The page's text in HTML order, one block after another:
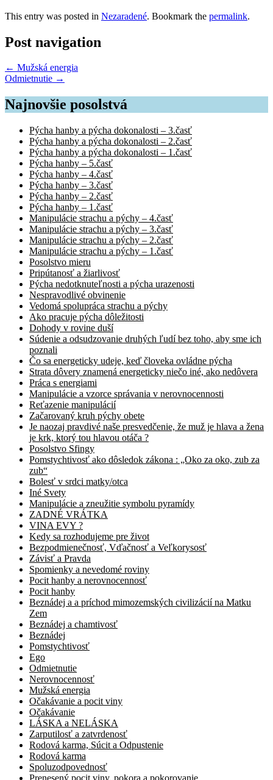
This entry was posted in Nezaradené. Bookmark the permalink.
Post navigation
← Mužská energia
Odmietnutie →
Najnovšie posolstvá
Pýcha hanby a pýcha dokonalosti – 3.časť
Pýcha hanby a pýcha dokonalosti – 2.časť
Pýcha hanby a pýcha dokonalosti – 1.časť
Pýcha hanby – 5.časť
Pýcha hanby – 4.časť
Pýcha hanby – 3.časť
Pýcha hanby – 2.časť
Pýcha hanby – 1.časť
Manipulácie strachu a pýchy – 4.časť
Manipulácie strachu a pýchy – 3.časť
Manipulácie strachu a pýchy – 2.časť
Manipulácie strachu a pýchy – 1.časť
Posolstvo mieru
Pripútanosť a žiarlivosť
Pýcha nedotknuteľnosti a pýcha urazenosti
Nespravodlivé obvinenie
Vedomá spolupráca strachu a pýchy
Ako pracuje pýcha dôležitosti
Dohody v rovine duší
Súdenie a odsudzovanie druhých ľudí bez toho, aby sme ich
poznali
Čo sa energeticky udeje, keď človeka ovládne pýcha
Strata dôvery znamená energeticky niečo iné, ako nedôvera
Práca s energiami
Manipulácie a vzorce správania v nerovnocennosti
Reťazenie manipulácií
Začarovaný kruh pýchy obete
Je naozaj pravdivé naše presvedčenie, že muž je hlava a žena
je krk, ktorý tou hlavou otáča ?
Posolstvo Sfingy
Pomstychtivosť ako dôsledok zákona : „Oko za oko, zub za
zub“
Bolesť v srdci matky/otca
Iné Svety
Manipulácie a zneužitie symbolu pyramídy
ZADNÉ VRÁTKA
VINA EVY ?
Kedy sa rozhodujeme pre život
Bezpodmienečnosť, Vďačnosť a Veľkorysosť
Závisť a Pravda
Spomienky a nevedomé roviny
Pocit hanby a nerovnocennosť
Pocit hanby
Beznádej a a príchod mimozemských civilizácií na Matku
Zem
Beznádej a chamtivosť
Beznádej
Pomstychtivosť
Ego
Odmietnutie
Nerovnocennosť
Mužská energia
Očakávanie a pocit viny
Očakávanie
LÁSKA a NELÁSKA
Zarputilosť a zatvrdenosť
Rodová karma, Súcit a Odpustenie
Rodová karma
Spoluzodpovednosť